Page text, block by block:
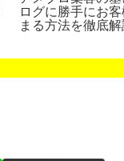
ログに勝手にお
まる方法を徹底解